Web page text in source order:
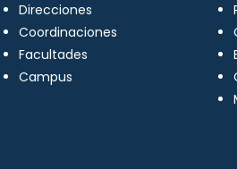
Direcciones
Coordinaciones
Facultades
Campus